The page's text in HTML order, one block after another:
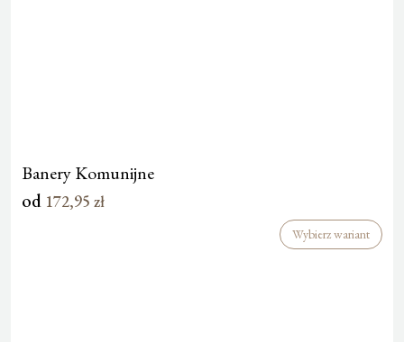
Banery Komunijne
od 172,95 zł
Wybierz wariant